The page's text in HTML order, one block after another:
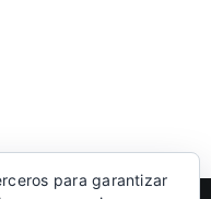
para garantizar